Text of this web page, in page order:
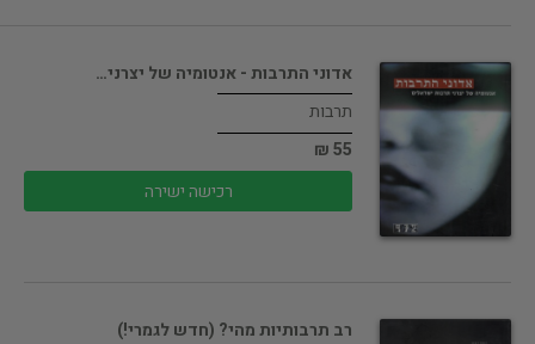
אדוני התרבות - אנטומיה של יצרני…
תרבות
55 ₪
רכישה ישירה
רב תרבותיות מהי? (חדש לגמרי!)